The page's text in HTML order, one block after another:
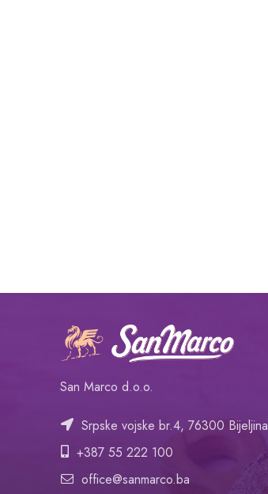
San Marco d.o.o.
Srpske vojske br.4, 76300 Bijeljina
+387 55 222 100
office@sanmarco.ba